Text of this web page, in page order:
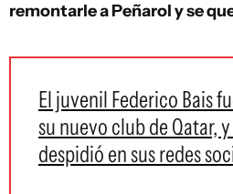
remontarle a Peñarol y se
El juvenil Federico Bais
su nuevo club de Qatar,
despidió en sus redes